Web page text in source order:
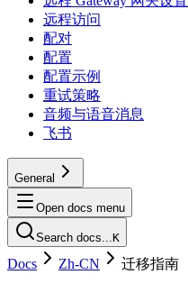
远程访问
配对
配置
配置示例
重试策略
音频与语音消息
飞书
General
Open docs menu
Search docs...K
Docs Zh-CN 迁移指南